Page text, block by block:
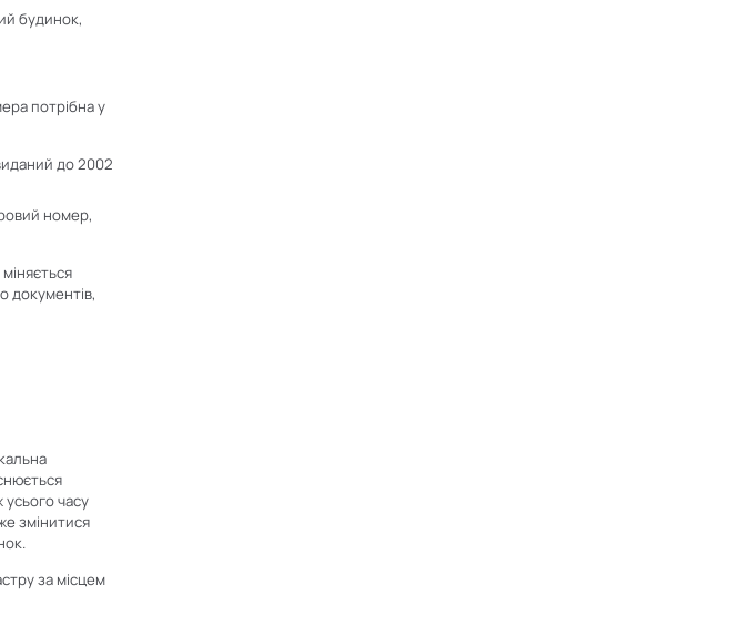
будинок,
потрібна у
до 2002
номер,
документів,
усього часу
змінитися
за місцем